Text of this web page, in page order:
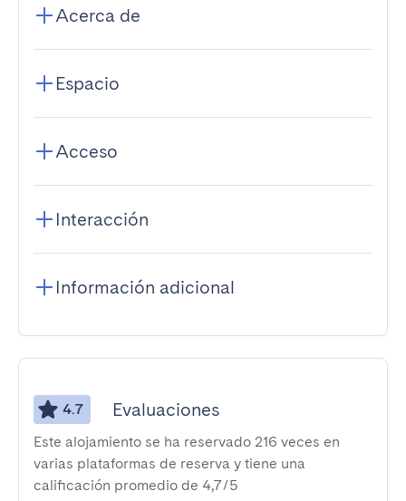
Acerca de
Espacio
Acceso
Interacción
Información adicional
4.7 Evaluaciones
Este alojamiento se ha reservado 216 veces en
varias plataformas de reserva y tiene una
calificación promedio de 4,7/5